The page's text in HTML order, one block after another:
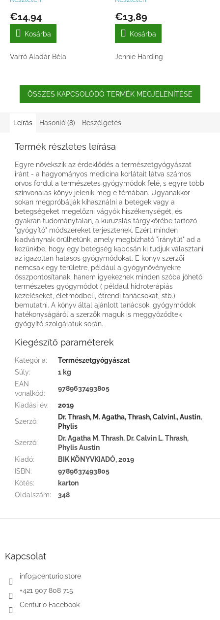
€14,94
Kosárba
Varró Aladár Béla
€13,89
Kosárba
Jennie Harding
ÖSSZES KAPCSOLÓDÓ TERMÉK MEGJELENÍTÉSE
Leírás Hasonló (8) Beszélgetés
Termék részletes leírása
Egyre növekszik az érdeklődés a természetgyógyászat
iránt - a hagyományos medicina korlátait látva számos
orvos fordul a természetes gyógymódok felé, s egyre több
színvonalas könyv jelenik meg e témában. Ugyanakkor
sokan megpróbálják kihasználni a betegek vagy a
betegségeket megelőzni vágyók hiszékenységét, és
gyakran tudománytalan, a kuruzslás tárgykörébe tartozó
"gyógyító" módszereket terjesztenek. Ezért minden
kiadványnak örülhetünk, amely megbízható "iránytűt" ad a
kezünkbe, hogy egy betegség kapcsán ki tudjuk választani
az igazoltan hatásos gyógymódokat. E könyv szerzői
nemcsak egy területre, például a gyógynövényekre
összpontosítanak, hanem igyekeznek minden szóba jöhető
természetes gyógymódot ( például hidroterápiás
kezeléseket, életmódbeli, étrendi tanácsokat, stb.)
bemutatni. A könyv által ajánlott tanácsok, gyógymódok
hatékonyságáról a szerzők maguk is meggyőződtek
gyógyító szolgálatuk során.
Kiegészítő paraméterek
Kategória:
Természetgyógyászat
Súly:
1 kg
EAN
vonalkód:
9789637493805
Kiadási év: 2019
Szerző:
Dr. Thrash, M. Agatha, Thrash, Calvinl., Austin,
Phylis
Szerző:
Dr. Agatha M. Thrash, Dr. Calvin L. Thrash,
Phylis Austin
Kiadó:
BIK KÖNYVKIADÓ, 2019
ISBN:
9789637493805
Kötés:
karton
Oldalszám: 348
Kapcsolat
info@centurio.store
+421 907 808 715
Centurio Facebook